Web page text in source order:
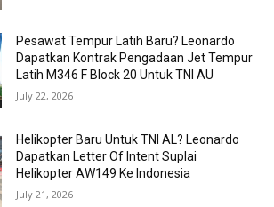
Pesawat Tempur Latih Baru? Leonardo
Dapatkan Kontrak Pengadaan Jet Tempur
Latih M346 F Block 20 Untuk TNI AU
July 22, 2026
Helikopter Baru Untuk TNI AL? Leonardo
Dapatkan Letter Of Intent Suplai
Helikopter AW149 Ke Indonesia
July 21, 2026